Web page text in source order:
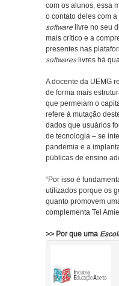
com os alunos, essa
o contato deles com
software livre no seu
mais crítico e a
presentes nas
softwareslivres há
A docente da UEMG
de forma mais
que permeiam o
refere à mutação
dados que usuários
de tecnologia – se
pandemia e a
públicas de ensino
“Por isso é
utilizados porque os
quanto promovem
complementa Tel
>> Por que uma